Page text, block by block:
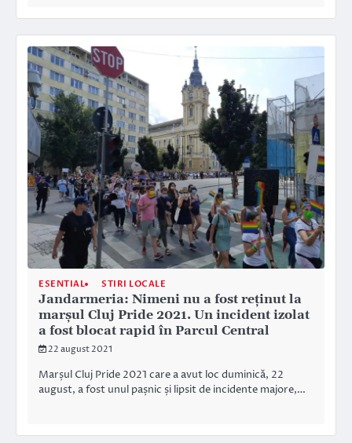
ESENTIAL STIRI LOCALE
Jandarmeria: Nimeni nu a fost reținut la
marșul Cluj Pride 2021. Un incident izolat
a fost blocat rapid în Parcul Central
22 august 2021
Marșul Cluj Pride 2021 care a avut loc duminică, 22
august, a fost unul pașnic și lipsit de incidente majore,…